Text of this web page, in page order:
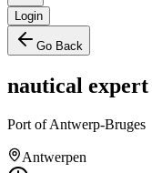
Login
Go Back
nautical expert
Port of Antwerp-Bruges
Antwerpen